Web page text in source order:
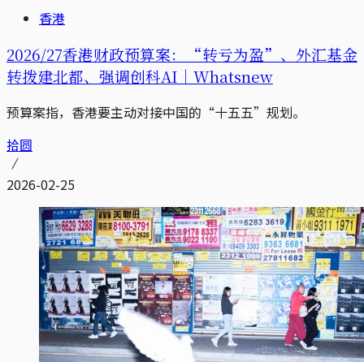
香港
2026/27香港财政预算案：“转亏为盈”、外汇基金
转拨建北都、强调创科AI｜Whatsnew
预算案指，香港要主动对接中国的“十五五”规划。
拾圆
2026-02-25